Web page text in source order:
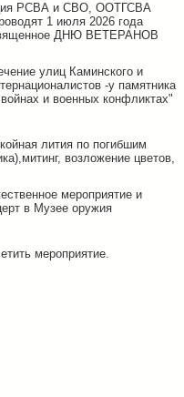
РСВА и СВО, ООТГСВА
1 июля 2026 года
ДНЮ ВЕТЕРАНОВ
улиц Каминского и
-у памятника
и военных конфликтах"
лития по погибшим
возложение цветов,
мероприятие и
в Музее оружия
мероприятие.